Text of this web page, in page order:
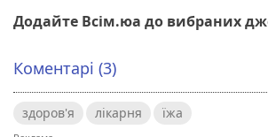
Додайте Всім.юа до вибраних
Коментарі (3)
здоров'я лікарня їжа